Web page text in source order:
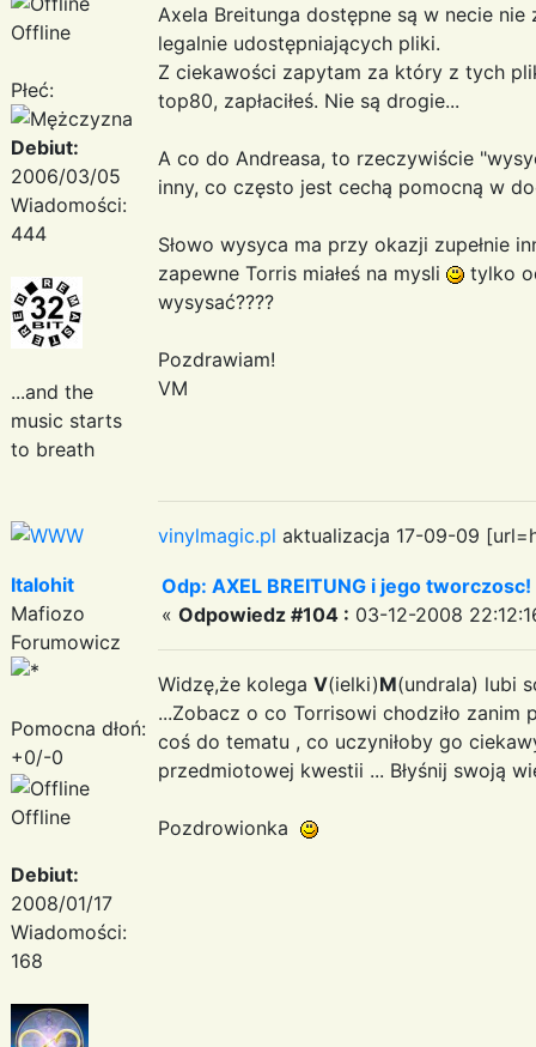
Offline
Płeć:
Debiut:
2006/03/05
Wiadomości:
444
...and the
music starts
to breath
Axela Breitunga dostępne są w necie
legalnie udostępniających pliki.
Z ciekawości zapytam za który z tych
top80, zapłaciłeś. Nie są drogie...
A co do Andreasa, to rzeczywiście
inny, co często jest cechą pomocną w
Słowo wysyca ma przy okazji zupełnie
zapewne Torris miałeś na mysli
tylko
wysysać????
Pozdrawiam!
VM
vinylmagic.pl aktualizacja 17-09-09
Italohit
Mafiozo
Forumowicz
Pomocna dłoń:
+0/-0
Offline
Debiut:
2008/01/17
Wiadomości:
168
Odp: AXEL BREITUNG i jego
« Odpowiedz #104 : 03-12-2008
Widzę,że kolega V(ielki)M(undrala) lubi
...Zobacz o co Torrisowi chodziło zanim
coś do tematu , co uczyniłoby go
przedmiotowej kwestii ... Błyśnij swoją
Pozdrowionka